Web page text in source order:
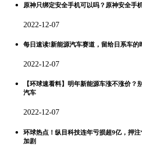
原神只绑定安全手机可以吗？原神安全手
2022-12-07
每日速读!新能源汽车赛道，留给日系车的
2022-12-07
【环球速看料】明年新能源车涨不涨价？
汽车
2022-12-07
环球热点！纵目科技连年亏损超9亿，押
加剧